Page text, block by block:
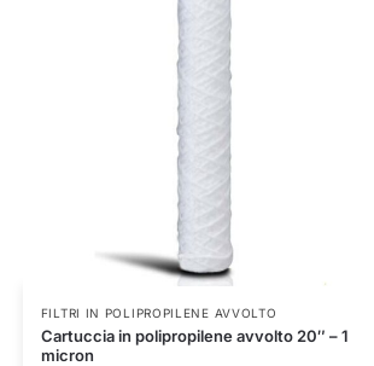
FILTRI IN POLIPROPILENE AVVOLTO
Cartuccia in polipropilene avvolto 20″ – 1
micron